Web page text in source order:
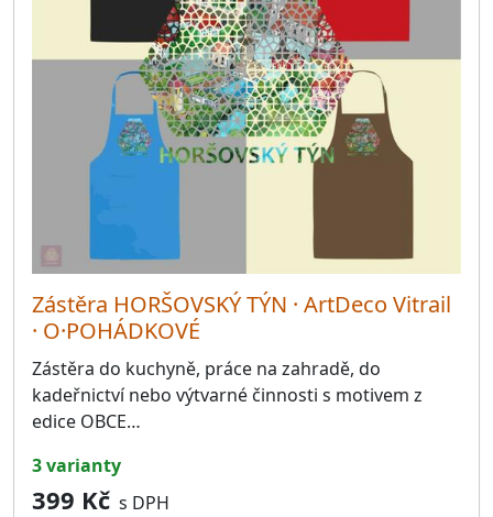
Zástěra HORŠOVSKÝ TÝN · ArtDeco Vitrail
· O·POHÁDKOVÉ
Zástěra do kuchyně, práce na zahradě, do
kadeřnictví nebo výtvarné činnosti s motivem z
edice OBCE…
3 varianty
399 Kč s DPH